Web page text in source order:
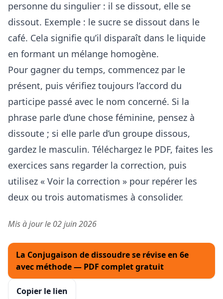
personne du singulier : il se dissout, elle se
dissout. Exemple : le sucre se dissout dans le
café. Cela signifie qu’il disparaît dans le liquide
en formant un mélange homogène.
Pour gagner du temps, commencez par le
présent, puis vérifiez toujours l’accord du
participe passé avec le nom concerné. Si la
phrase parle d’une chose féminine, pensez à
dissoute ; si elle parle d’un groupe dissous,
gardez le masculin. Téléchargez le PDF, faites les
exercices sans regarder la correction, puis
utilisez « Voir la correction » pour repérer les
deux ou trois automatismes à consolider.
Mis à jour le 02 juin 2026
La Conjugaison de dissoudre se révise en 6e
avec méthode — PDF complet gratuit
Copier le lien